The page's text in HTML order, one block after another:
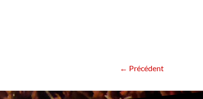
← Précédent